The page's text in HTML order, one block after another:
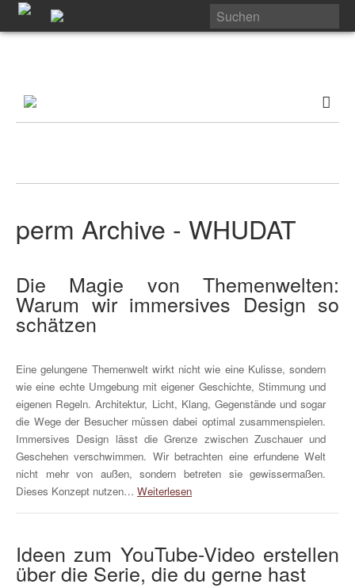
perm Archive - WHUDAT
Die Magie von Themenwelten:
Warum wir immersives Design so
schätzen
Eine gelungene Themenwelt wirkt nicht wie eine Kulisse, sondern
wie eine echte Umgebung mit eigener Geschichte, Stimmung und
eigenen Regeln. Architektur, Licht, Klang, Gegenstände und sogar
die Wege der Besucher müssen dabei optimal zusammenspielen.
Immersives Design lässt die Grenze zwischen Zuschauer und
Geschehen verschwimmen. Wir betrachten eine erfundene Welt
nicht mehr von außen, sondern betreten sie gewissermaßen.
Dieses Konzept nutzen… Weiterlesen
Ideen zum YouTube-Video erstellen
über die Serie, die du gerne hast